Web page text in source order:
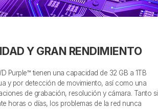
Y GRAN RENDIMIENTO
Purple™ tienen una capacidad de 32 GB a 1TB
y por detección de movimiento, así como una
de grabación, resolución y cámara. Tanto si
horas o días, los problemas de la red nunca